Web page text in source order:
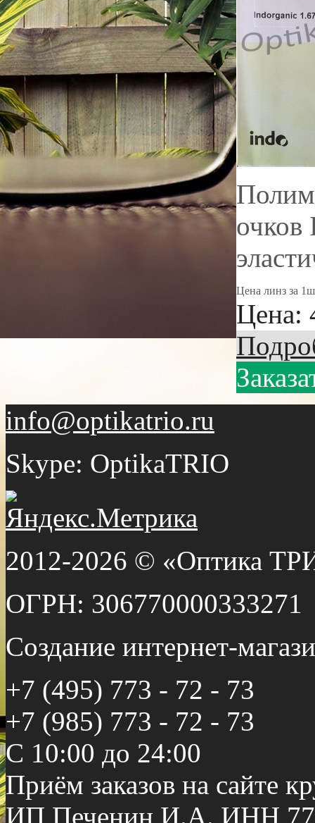
очков
Цена линз за
Цена:
info@optikatrio.ru
Skype: OptikaTRIO
2012-2026 © «Оптика
ОГРН: 306770000333271
Создание интернет-
+7 (495) 773 - 72 - 73
+7 (985) 773 - 72 - 73
С 10:00 до 24:00
Приём заказов на сайте
ИП Печенин И.А. ИНН